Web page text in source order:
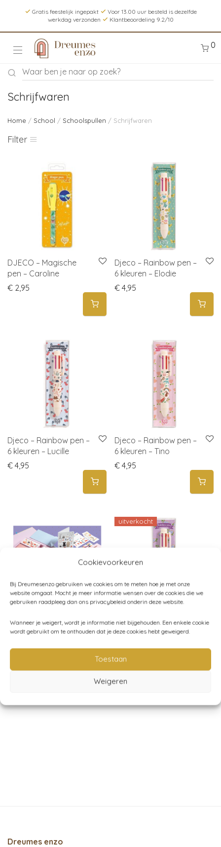
Cookievoorkeuren
Bij Dreumesenzo gebruiken we cookies om te meten hoe je met onze
website omgaat. Mocht je meer informatie wensen over de cookies die we
gebruiken raadpleeg dan ons privacybeleid onderin deze website.
Wanneer je weigert, wordt je informatie niet bijgehouden. Een enkele cookie
wordt gebruikt om te onthouden dat je deze cookies hebt geweigerd.
Toestaan
Weigeren
Gratis feestelijk ingepakt
Voor 13.00 uur besteld is dezelfde
werkdag verzonden
Klantbeoordeling 9.2/10
0
Schrijfwaren
Home / School / Schoolspullen / Schrijfwaren
Filter
DJECO – Magische
pen – Caroline
€ 2,95
Djeco – Rainbow pen –
6 kleuren – Elodie
€ 4,95
Djeco – Rainbow pen –
6 kleuren – Lucille
€ 4,95
Djeco – Rainbow pen –
6 kleuren – Tino
€ 4,95
DJECO – Schrijfset
Tinou
uitverkocht
Djeco – Rainbow pen –
6 kleuren – Aiko
Dreumes enzo